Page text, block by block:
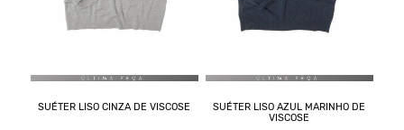
SUÉTER LISO CINZA DE VISCOSE
SUÉTER LISO AZUL MARINHO DE
VISCOSE